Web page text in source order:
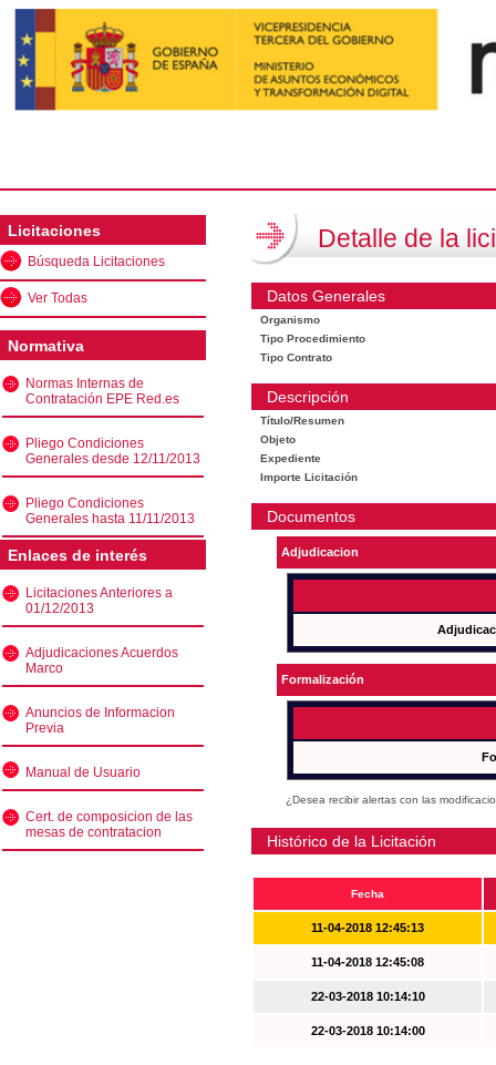
Licitaciones
Búsqueda Licitaciones
Ver Todas
Normativa
Normas Internas de
Contratación EPE Red.es
Pliego Condiciones
Generales desde 12/11/2013
Pliego Condiciones
Generales hasta 11/11/2013
Enlaces de interés
Licitaciones Anteriores a
01/12/2013
Adjudicaciones Acuerdos
Marco
Anuncios de Informacion
Previa
Manual de Usuario
Cert. de composicion de las
mesas de contratacion
Detalle de la
Datos Generales
Organismo
Tipo Procedimiento
Tipo Contrato
Descripción
Título/Resumen
Objeto
Expediente
Importe Licitación
Documentos
Adjudicacion
Formalización
¿Desea recibir alertas con las
Histórico de la Licitación
Fecha
11-04-2018 12:45:13
11-04-2018 12:45:08
22-03-2018 10:14:10
22-03-2018 10:14:00